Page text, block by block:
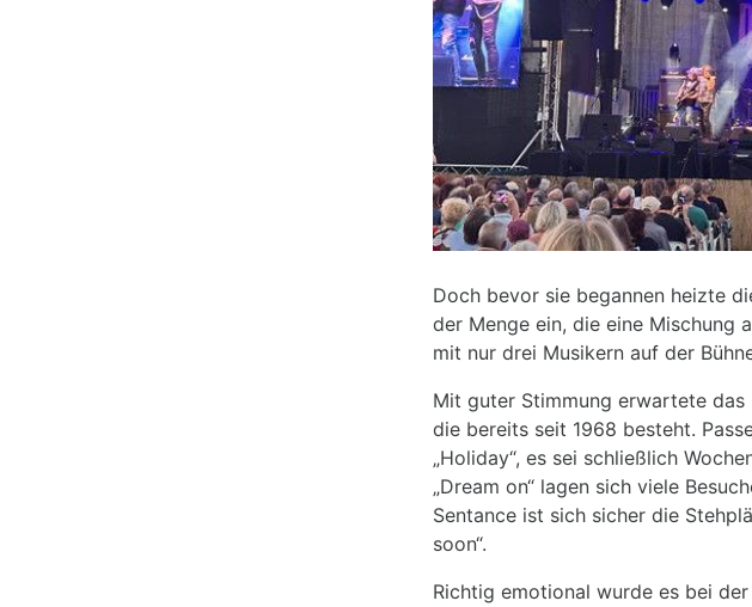
Doch bevor sie begannen heizte
der Menge ein, die eine Mischung
mit nur drei Musikern auf der
Mit guter Stimmung erwartete das
die bereits seit 1968 besteht.
„Holiday“, es sei schließlich
„Dream on“ lagen sich viele
Sentance ist sich sicher die
soon“.
Richtig emotional wurde es bei